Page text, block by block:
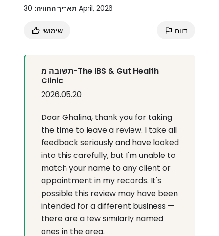
תאריך החוויה: 30 April, 2026
שימושי דווח
תשובה מ-The IBS & Gut Health
Clinic
2026.05.20
Dear Ghalina, thank you for taking
the time to leave a review. I take all
feedback seriously and have looked
into this carefully, but I'm unable to
match your name to any client or
appointment in my records. It's
possible this review may have been
intended for a different business —
there are a few similarly named
ones in the area.